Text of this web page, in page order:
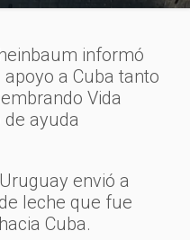
informó
a Cuba tanto
Vida
ayuda
envió a
leche que fue
Cuba.